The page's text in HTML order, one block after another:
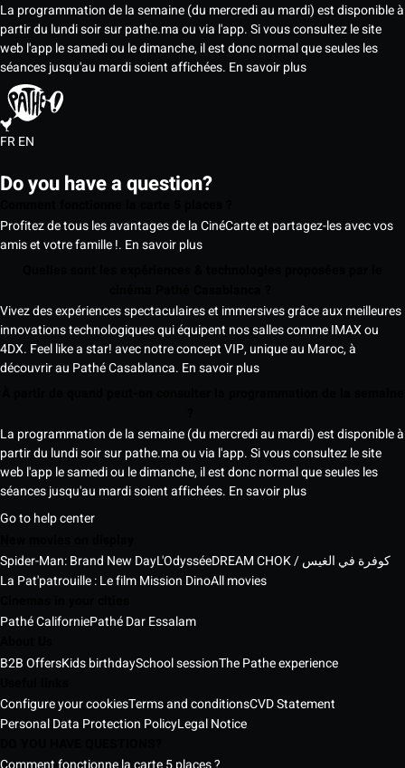
La programmation de la semaine (du mercredi au mardi) est disponible à
partir du lundi soir sur pathe.ma ou via l'app. Si vous consultez le site
web l'app le samedi ou le dimanche, il est donc normal que seules les
séances jusqu'au mardi soient affichées. En savoir plus
FREN
Do you have a question?
Profitez de tous les avantages de la CinéCarte et partagez-les avec vos
amis et votre famille !. En savoir plus
Vivez des expériences spectaculaires et immersives grâce aux meilleures
innovations technologiques qui équipent nos salles comme IMAX ou
4DX. Feel like a star! avec notre concept VIP, unique au Maroc, à
découvrir au Pathé Casablanca. En savoir plus
La programmation de la semaine (du mercredi au mardi) est disponible à
partir du lundi soir sur pathe.ma ou via l'app. Si vous consultez le site
web l'app le samedi ou le dimanche, il est donc normal que seules les
séances jusqu'au mardi soient affichées. En savoir plus
Go to help center
Spider-Man: Brand New DayL'Odyssée
DREAM CHOK / كوفرة في الغيس
La Pat'patrouille : Le film Mission DinoAll movies
Pathé CaliforniePathé Dar Essalam
B2B OffersKids birthdaySchool sessionThe Pathe experience
Configure your cookiesTerms and conditionsCVD Statement
Personal Data Protection PolicyLegal Notice